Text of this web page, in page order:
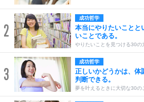
2
成功哲学
本当にやりたいことと
いことである。
やりたいことを見つける30の
3
成功哲学
正しいかどうかは、体
判断できる。
夢を叶えるときに大切な30の